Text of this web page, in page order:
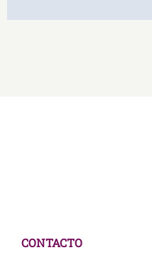
CONTACTO